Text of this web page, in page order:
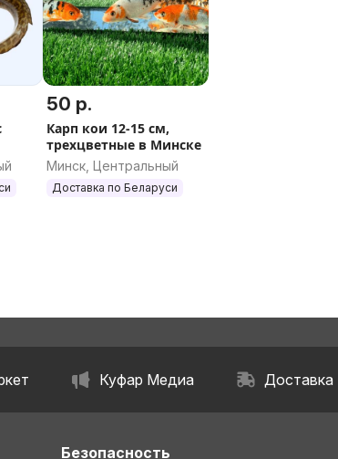
50 р.
Карп кои 12-15 см,
трехцветные в Минске
Минск, Центральный
Доставка по Беларуси
Куфар Медиа Доставка
Безопасность